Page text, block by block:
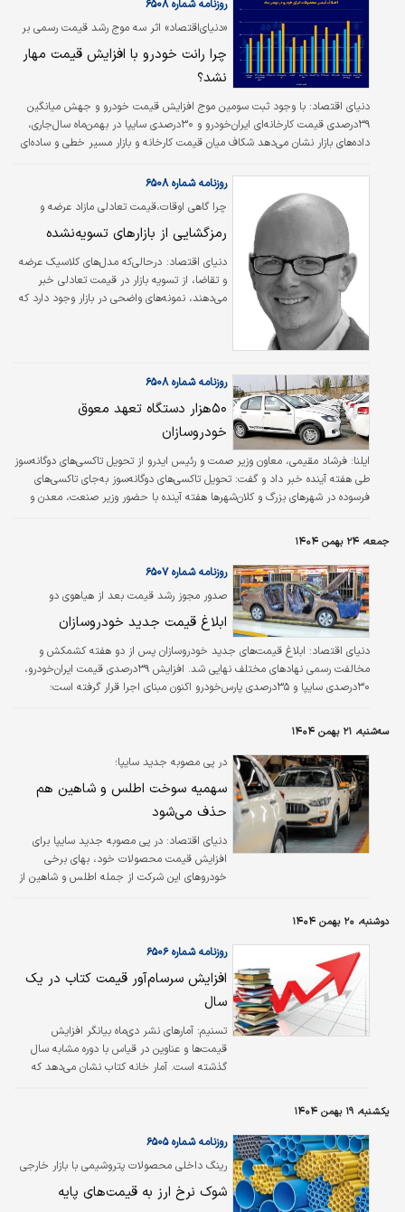
محسوب می‌شود، در دستور کار قرار گرفته است.
تقریبا تمامی مطالعات و مباحث زیست‌محیطی
مسیر انجام شده و از این جهت مشکلی در اجرای
فعالیت‌ها وجود ندارد. دهقان خاطرنشان کرد:
«دنیای‌اقتصاد» اثر سه موج رشد قیمت رسمی بر
بازار را بررسی کرد؛
روزنامه شماره ۶۵۰۸
چرا رانت خودرو با افزایش قیمت مهار
نشد؟
دنیای اقتصاد: با وجود ثبت سومین موج افزایش قیمت خودرو و جهش میانگین
۳۹درصدی قیمت کارخانه‌ای ایران‌خودرو و ۳۰‌درصدی سایپا در بهمن‌ماه سال‌جاری،
داده‌های بازار نشان می‌دهد شکاف میان قیمت کارخانه و بازار مسیر خطی و ساده‌ای
چرا گاهی اوقات،قیمت تعادلی مازاد عرضه و
تقاضا را از بین نمی‌برد؟
روزنامه شماره ۶۵۰۸
رمزگشایی از بازارهای تسویه‌نشده
دنیای اقتصاد: درحالی‌که مدل‌های کلاسیک عرضه
و تقاضا، از تسویه بازار در قیمت تعادلی خبر
می‌دهند، نمونه‌های واضحی در بازار وجود دارد که
روزنامه شماره ۶۵۰۸
۵۰‌هزار دستگاه تعهد معوق
خودروسازان
ایلنا: فرشاد مقیمی، معاون وزیر صمت و رئیس ایدرو از تحویل تاکسی‌های دوگانه‌سوز
طی هفته آینده خبر داد و گفت: تحویل تاکسی‌های دوگانه‌سوز به‌جای تاکسی‌های
فرسوده در شهرهای بزرگ و کلان‌شهرها هفته آینده با حضور وزیر صنعت، معدن و
جمعه، ۲۴ بهمن ۱۴۰۴
صدور مجوز رشد قیمت بعد از هیاهوی دو
هفته‌ای؛
روزنامه شماره ۶۵۰۷
ابلاغ قیمت جدید خودروسازان
دنیای اقتصاد: ابلاغ قیمت‌های جدید خودروسازان پس از دو هفته کشمکش و
مخالفت رسمی نهادهای مختلف نهایی شد. افزایش ۳۹درصدی قیمت ایران‌خودرو،
۳۰درصدی سایپا و ۳۵درصدی پارس‌خودرو اکنون مبنای اجرا قرار گرفته است؛
سه‌شنبه، ۲۱ بهمن ۱۴۰۴
در پی مصوبه جدید سایپا؛
سهمیه سوخت اطلس و شاهین هم
حذف می‌شود
دنیای اقتصاد: در پی مصوبه جدید سایپا برای
افزایش قیمت محصولات خود، بهای برخی
خودروهای این شرکت از جمله اطلس و شاهین از
دوشنبه، ۲۰ بهمن ۱۴۰۴
روزنامه شماره ۶۵۰۶
افزایش سرسام‌آور قیمت کتاب در یک
سال
تسنیم: آمارهای نشر دی‌ماه بیانگر افزایش
قیمت‌ها و عناوین در قیاس با دوره مشابه سال
گذشته است. آمار خانه کتاب نشان می‌دهد که
۷۶.۳ درصد داشته است. همچنین ناشران برای
انتشار هر صفحه کتاب به طور میانگین ۱۳ هزار و
۳۴۷ ریال پرداخت کرده‌اند که در قیاس با دی‌ماه
سال گذشته، رشد ۴۱.۴۶ درصدی داشته است.
یکشنبه، ۱۹ بهمن ۱۴۰۴
رینگ داخلی محصولات پتروشیمی با بازار خارجی
همراستا شد
روزنامه شماره ۶۵۰۵
شوک نرخ ارز به قیمت‌های پایه